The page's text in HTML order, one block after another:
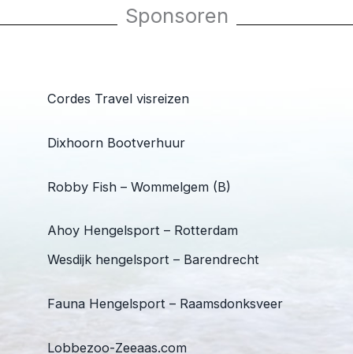
Sponsoren
Cordes Travel visreizen
Dixhoorn Bootverhuur
Robby Fish – Wommelgem (B)
Ahoy Hengelsport – Rotterdam
Wesdijk hengelsport – Barendrecht
Fauna Hengelsport – Raamsdonksveer
Lobbezoo-Zeeaas.com